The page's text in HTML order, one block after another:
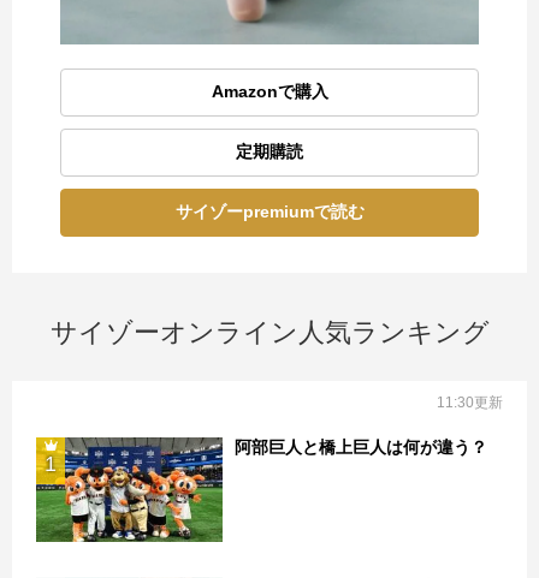
Amazonで購入
定期購読
サイゾーpremiumで読む
サイゾーオンライン人気ランキング
11:30更新
1
阿部巨人と橋上巨人は何が違う？